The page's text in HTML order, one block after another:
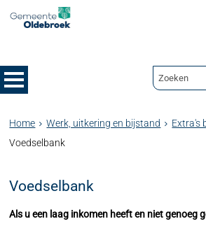
Home Werk, uitkering en bijstand
Extra's
Voedselbank
Voedselbank
Als u een laag inkomen heeft en niet genoeg